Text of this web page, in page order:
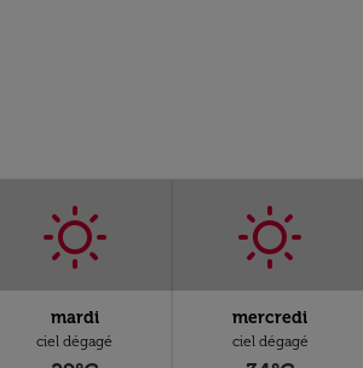
mardi
ciel dégagé
mercredi
ciel dégagé